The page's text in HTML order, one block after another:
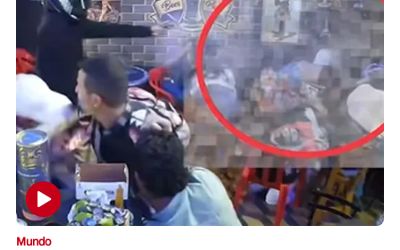
Mundo